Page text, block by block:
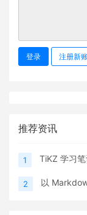
登录 注册新
推荐资讯
1 TiKZ 学习
2 以